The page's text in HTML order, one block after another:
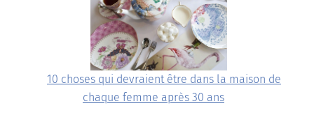
10 choses qui devraient être dans la maison de
chaque femme après 30 ans